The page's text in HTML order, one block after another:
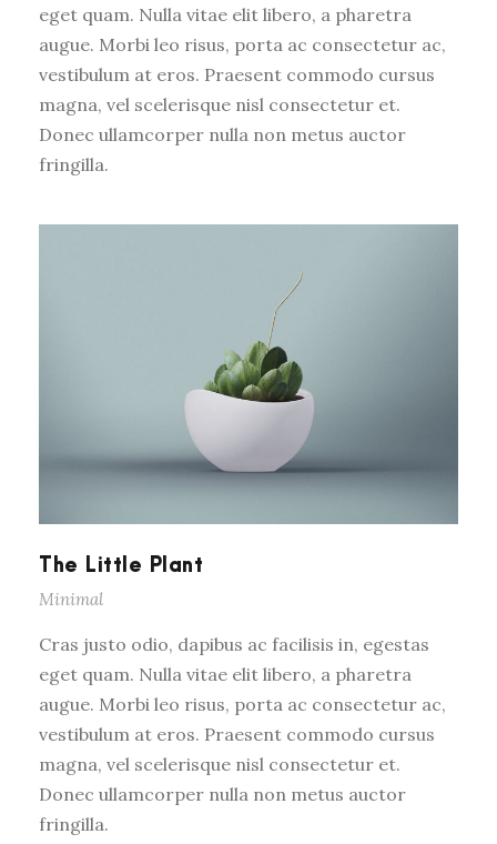
eget quam. Nulla vitae elit libero, a pharetra
augue. Morbi leo risus, porta ac consectetur ac,
vestibulum at eros. Praesent commodo cursus
magna, vel scelerisque nisl consectetur et.
Donec ullamcorper nulla non metus auctor
fringilla.
The Little Plant
Minimal
Cras justo odio, dapibus ac facilisis in, egestas
eget quam. Nulla vitae elit libero, a pharetra
augue. Morbi leo risus, porta ac consectetur ac,
vestibulum at eros. Praesent commodo cursus
magna, vel scelerisque nisl consectetur et.
Donec ullamcorper nulla non metus auctor
fringilla.